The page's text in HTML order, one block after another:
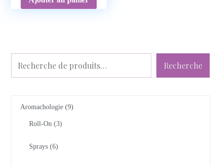
Recherche
Aromachologie 9
Roll-On 3
Sprays 6